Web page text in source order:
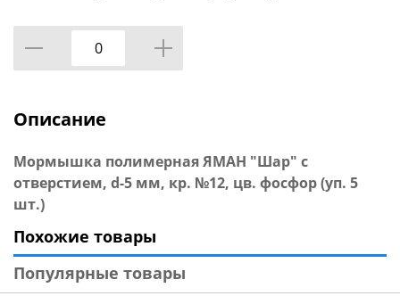
Описание
Мормышка полимерная ЯМАН "Шар" с
отверстием, d-5 мм, кр. №12, цв. фосфор (уп. 5
шт.)
Похожие товары
Популярные товары